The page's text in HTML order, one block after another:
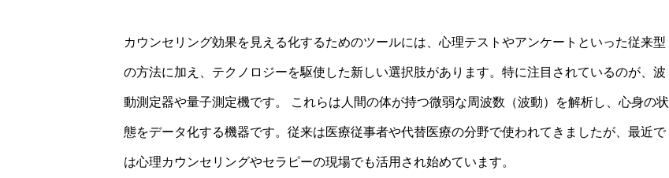
カウンセリング効果を見える化するためのツールには、心理テストやアンケートといった従来型
の方法に加え、テクノロジーを駆使した新しい選択肢があります。特に注目されているのが、波
動測定器や量子測定機です。 これらは人間の体が持つ微弱な周波数（波動）を解析し、心身の状
態をデータ化する機器です。従来は医療従事者や代替医療の分野で使われてきましたが、最近で
は心理カウンセリングやセラピーの現場でも活用され始めています。